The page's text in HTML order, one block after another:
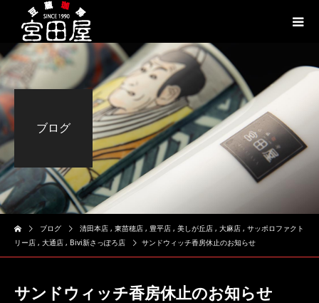
ブログ
ブログ 清田本店 , 東苗穂店 , 豊平店 , 美しが丘店 , 大麻店 , サッポロファクト
リー店 , 大通店 , Bivi新さっぽろ店 サンドウィッチ香房休止のお知らせ
サンドウィッチ香房休止のお知らせ